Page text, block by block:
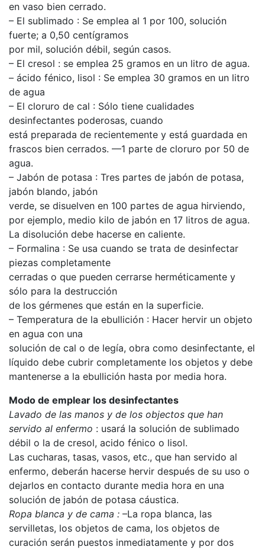
en vaso bien cerrado.
– El sublimado : Se emplea al 1 por 100, solución
fuerte; a 0,50 centígramos
por mil, solución débil, según casos.
– El cresol : se emplea 25 gramos en un litro de agua.
– ácido fénico, lisol : Se emplea 30 gramos en un litro
de agua
– El cloruro de cal : Sólo tiene cualidades
desinfectantes poderosas, cuando
está preparada de recientemente y está guardada en
frascos bien cerrados. ––1 parte de cloruro por 50 de
agua.
– Jabón de potasa : Tres partes de jabón de potasa,
jabón blando, jabón
verde, se disuelven en 100 partes de agua hirviendo,
por ejemplo, medio kilo de jabón en 17 litros de agua.
La disolución debe hacerse en caliente.
– Formalina : Se usa cuando se trata de desinfectar
piezas completamente
cerradas o que pueden cerrarse herméticamente y
sólo para la destrucción
de los gérmenes que están en la superficie.
– Temperatura de la ebullición : Hacer hervir un objeto
en agua con una
solución de cal o de legía, obra como desinfectante, el
líquido debe cubrir completamente los objetos y debe
mantenerse a la ebullición hasta por media hora.
Modo de emplear los desinfectantes
Lavado de las manos y de los objectos que han
servido al enfermo : usará la solución de sublimado
débil o la de cresol, acido fénico o lisol.
Las cucharas, tasas, vasos, etc., que han servido al
enfermo, deberán hacerse hervir después de su uso o
dejarlos en contacto durante media hora en una
solución de jabón de potasa cáustica.
Ropa blanca y de cama : –La ropa blanca, las
servilletas, los objetos de cama, los objetos de
curación serán puestos inmediatamente y por dos